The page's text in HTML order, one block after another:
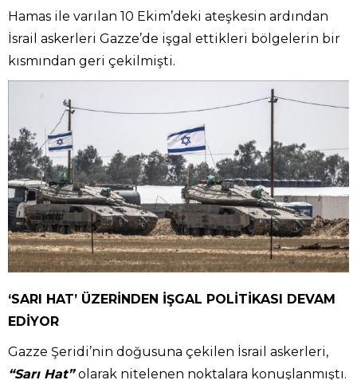
Hamas ile varılan 10 Ekim’deki ateşkesin ardından
İsrail askerleri Gazze’de işgal ettikleri bölgelerin bir
kısmından geri çekilmişti.
‘SARI HAT’ ÜZERİNDEN İŞGAL POLİTİKASI DEVAM
EDİYOR
Gazze Şeridi’nin doğusuna çekilen İsrail askerleri,
“Sarı Hat”olarak nitelenen noktalara konuşlanmıştı.